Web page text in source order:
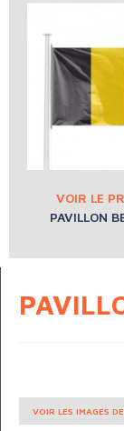
PAVILLON
VOIR LES IMAGES